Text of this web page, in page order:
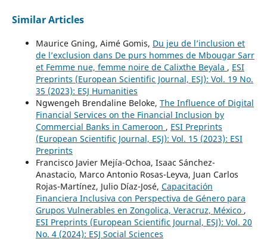
Similar Articles
Maurice Gning, Aimé Gomis, Du jeu de l’inclusion et
de l’exclusion dans De purs hommes de Mbougar Sarr
et Femme nue, femme noire de Calixthe Beyala , ESI
Preprints (European Scientific Journal, ESJ): Vol. 19 No.
35 (2023): ESJ Humanities
Ngwengeh Brendaline Beloke, The Influence of Digital
Financial Services on the Financial Inclusion by
Commercial Banks in Cameroon , ESI Preprints
(European Scientific Journal, ESJ): Vol. 15 (2023): ESI
Preprints
Francisco Javier Mejía-Ochoa, Isaac Sánchez-
Anastacio, Marco Antonio Rosas-Leyva, Juan Carlos
Rojas-Martínez, Julio Díaz-José, Capacitación
Financiera Inclusiva con Perspectiva de Género para
Grupos Vulnerables en Zongolica, Veracruz, México ,
ESI Preprints (European Scientific Journal, ESJ): Vol. 20
No. 4 (2024): ESJ Social Sciences